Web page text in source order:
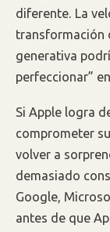
diferente. La
transformación
generativa
perfeccionar”
Si Apple logra
comprometer
volver a
demasiado
Google,
antes de que